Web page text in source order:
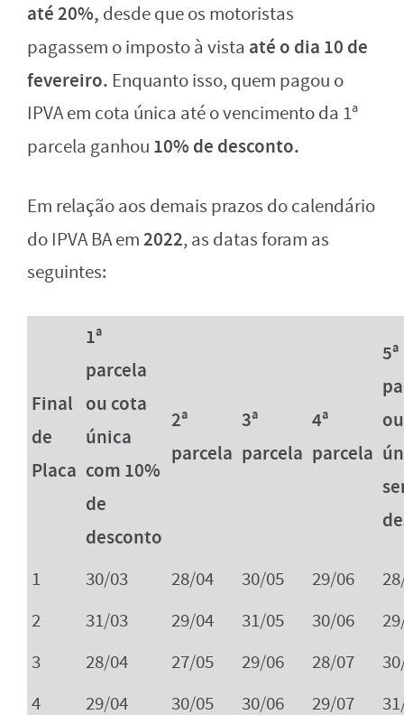
até 20%, desde que os motoristas
pagassem o imposto à vista até o dia 10 de
fevereiro. Enquanto isso, quem pagou o
IPVA em cota única até o vencimento da 1ª
parcela ganhou 10% de desconto.
Em relação aos demais prazos do calendário
do IPVA BA em2022, as datas foram as
seguintes:
Final
de
Placa
1ª
parcela
ou cota
única
com 10%
de
desconto
2ª
parcela
3ª
parcela
4ª
parcela
5ª
1 30/03 28/04 30/05 29/06
2
31/03 29/04 31/05 30/06
3
28/04 27/05 29/06 28/07
4
29/04 30/05 30/06 29/07